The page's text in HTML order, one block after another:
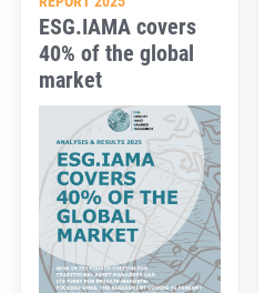
ESG.IAMA covers
40% of the global
market